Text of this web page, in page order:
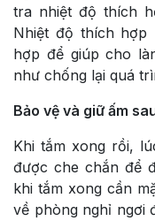
tra nhiệt độ thích
Nhiệt độ thích
hợp để giúp cho
như chống lại quá
Bảo vệ và giữ ấm
Khi tắm xong rồi,
được che chắn để
khi tắm xong cần
về phòng nghỉ ngơi